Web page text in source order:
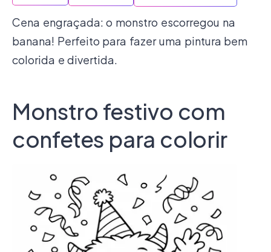
Cena engraçada: o monstro escorregou na
banana! Perfeito para fazer uma pintura bem
colorida e divertida.
Monstro festivo com
confetes para colorir